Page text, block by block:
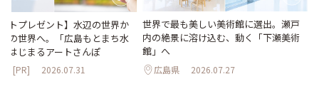
トプレゼント】水辺の世界か
の世界へ。「広島もとまち水
はじまるアートさんぽ
[PR] 2026.07.31
世界で最も美しい美術館に選出。瀬戸
内の絶景に溶け込む、動く「下瀬美術
館」へ
広島県 2026.07.27